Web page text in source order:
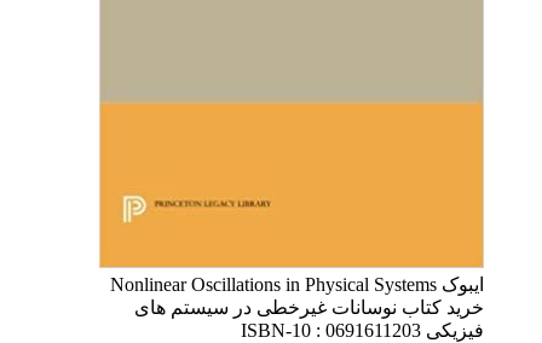
ایبوک Nonlinear Oscillations in Physical Systems
خرید کتاب نوسانات غیرخطی در سیستم های
فیزیکی ISBN-10 : 0691611203